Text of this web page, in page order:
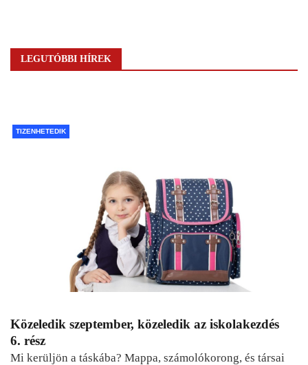
LEGUTÓBBI HÍREK
TIZENHETEDIK
Közeledik szeptember, közeledik az iskolakezdés
6. rész
Mi kerüljön a táskába? Mappa, számolókorong, és társai